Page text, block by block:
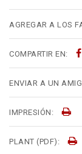
AGREGAR A LOS
COMPARTIR EN:
ENVIAR A UN
IMPRESIÓN:
PLANT (PDF):